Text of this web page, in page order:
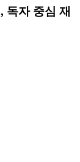
독자 중심 재